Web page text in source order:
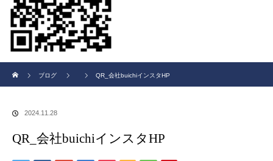
ブログ
QR_会社buichiインスタHP
2024.11.28
QR_会社buichiインスタHP